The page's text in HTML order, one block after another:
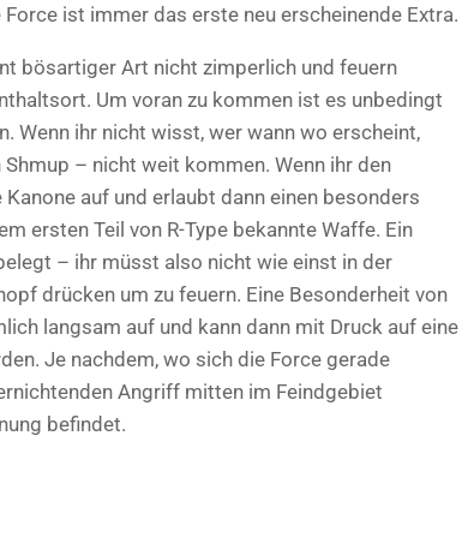
ist immer das erste neu erscheinende Extra.
bösartiger Art nicht zimperlich und feuern
Um voran zu kommen ist es unbedingt
Wenn ihr nicht wisst, wer wann wo erscheint,
– nicht weit kommen. Wenn ihr den
auf und erlaubt dann einen besonders
ersten Teil von R-Type bekannte Waffe. Ein
– ihr müsst also nicht wie einst in der
drücken um zu feuern. Eine Besonderheit von
langsam auf und kann dann mit Druck auf eine
Je nachdem, wo sich die Force gerade
Angriff mitten im Feindgebiet
befindet.